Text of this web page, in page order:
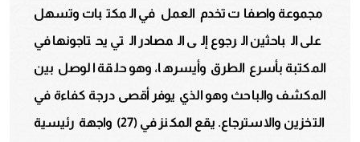
مجموعة واصفات تخدم العمل في المكتبات وتسهل
على الباحثين الرجوع إلى المصادر التي يحتاجونها في
المكتبة بأسرع الطرق وأيسرها، وهو حلقة الوصل بين
المكشف والباحث وهو الذي يوفر أقصى درجة كفاءة في
التخزين والاسترجاع. يقع المكنز في (27) واجهة رئيسية